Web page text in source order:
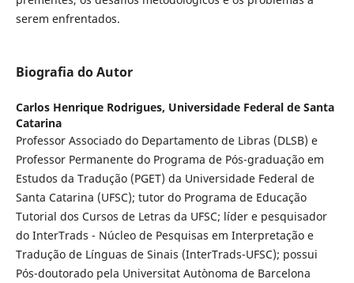
serem enfrentados.
Biografia do Autor
Carlos Henrique Rodrigues, Universidade Federal de Santa
Catarina
Professor Associado do Departamento de Libras (DLSB) e
Professor Permanente do Programa de Pós-graduação em
Estudos da Tradução (PGET) da Universidade Federal de
Santa Catarina (UFSC); tutor do Programa de Educação
Tutorial dos Cursos de Letras da UFSC; líder e pesquisador
do InterTrads - Núcleo de Pesquisas em Interpretação e
Tradução de Línguas de Sinais (InterTrads-UFSC); possui
Pós-doutorado pela Universitat Autònoma de Barcelona